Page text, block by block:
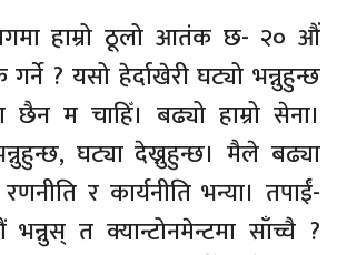
हाम्रो ठूलो आतंक छ- २० औं
? यसो हेर्दाखेरी घट्यो भन्नुहुन्छ
छैन म चाहिँ। बढ्यो हाम्रो सेना।
घट्या देख्नुहुन्छ। मैले बढ्या
र कार्यनीति भन्या। तपाईं-
भन्नुस् त क्यान्टोनमेन्टमा साँच्चै ?